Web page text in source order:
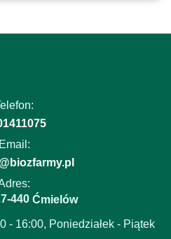
Email:
440Ćmielów
- 16:00, Poniedziałek - Piątek